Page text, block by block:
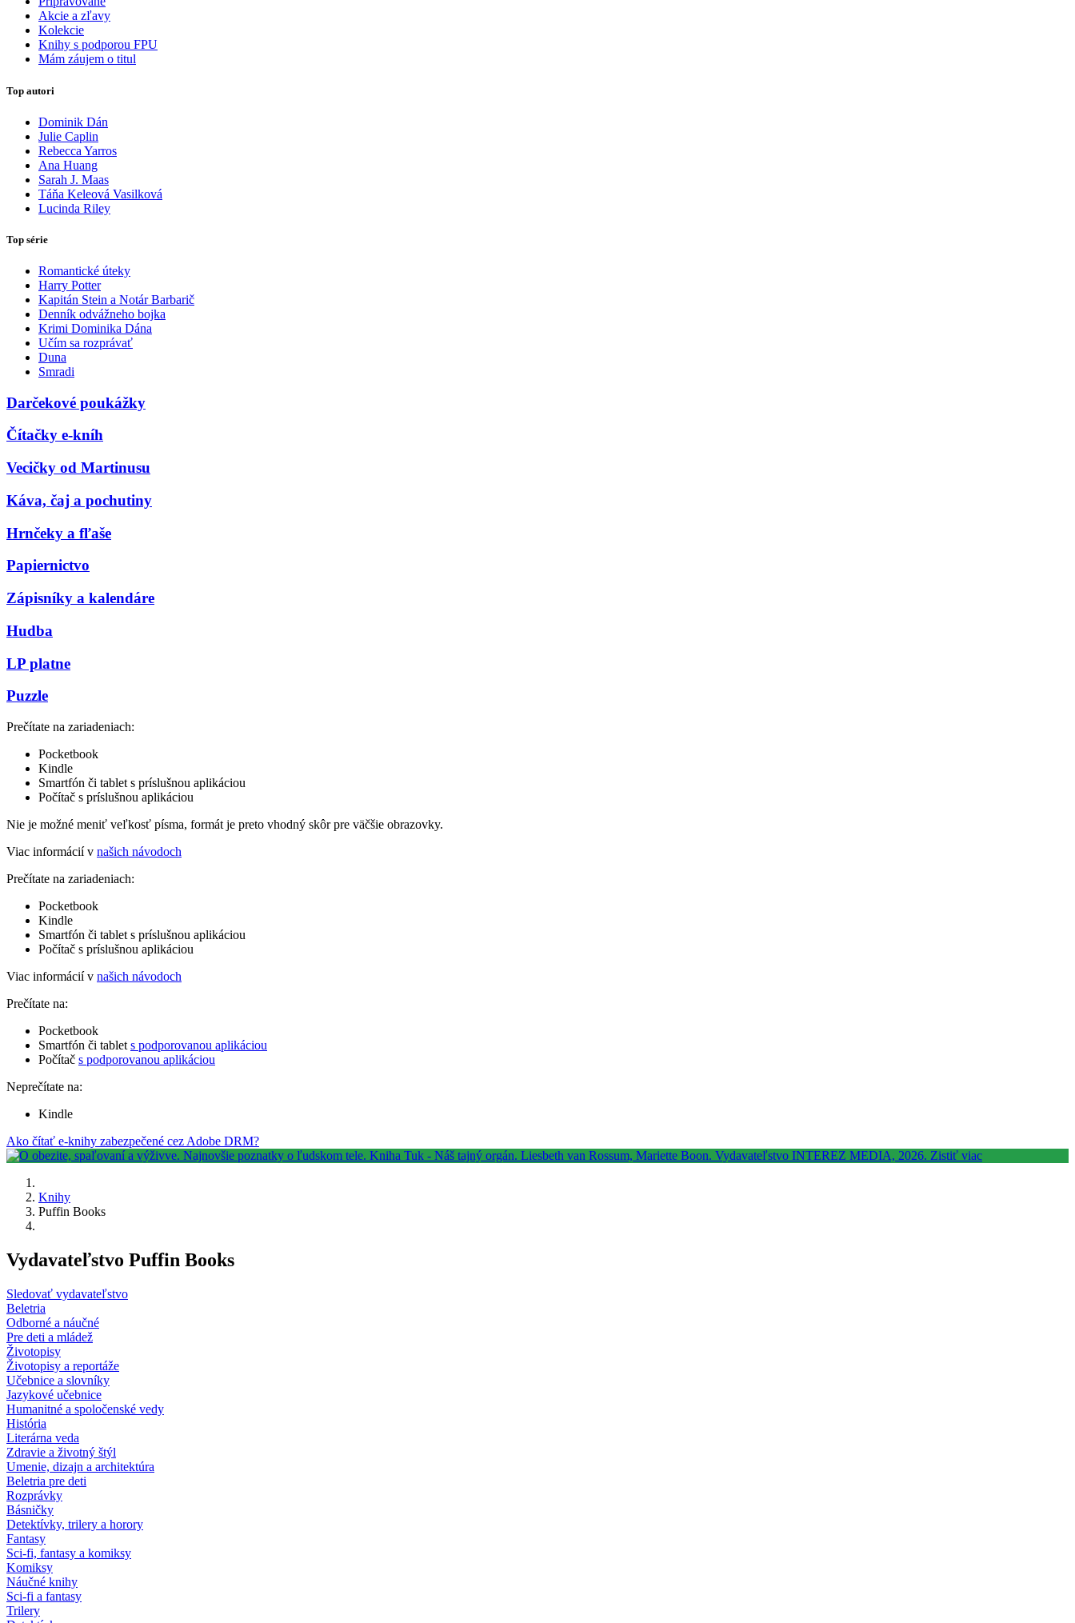
Akcie a zľavy
Kolekcie
Knihy s podporou FPU
Mám záujem o titul
Top autori
Dominik Dán
Julie Caplin
Rebecca Yarros
Ana Huang
Sarah J. Maas
Táňa Keleová Vasilková
Lucinda Riley
Top série
Romantické úteky
Harry Potter
Kapitán Stein a Notár Barbarič
Denník odvážneho bojka
Krimi Dominika Dána
Učím sa rozprávať
Duna
Smradi
Darčekové poukážky
Čítačky e-kníh
Vecičky od Martinusu
Káva, čaj a pochutiny
Hrnčeky a fľaše
Papiernictvo
Zápisníky a kalendáre
Hudba
LP platne
Puzzle
Prečítate na zariadeniach:
Pocketbook
Kindle
Smartfón či tablet s príslušnou aplikáciou
Počítač s príslušnou aplikáciou
Nie je možné meniť veľkosť písma, formát je preto vhodný skôr pre väčšie obrazovky.
Viac informácií v našich návodoch
Prečítate na zariadeniach:
Pocketbook
Kindle
Smartfón či tablet s príslušnou aplikáciou
Počítač s príslušnou aplikáciou
Viac informácií v našich návodoch
Prečítate na:
Pocketbook
Smartfón či tablet s podporovanou aplikáciou
Počítač s podporovanou aplikáciou
Neprečítate na:
Kindle
Ako čítať e-knihy zabezpečené cez Adobe DRM?
Knihy
Puffin Books
Vydavateľstvo Puffin Books
Sledovať vydavateľstvo
Beletria
Odborné a náučné
Pre deti a mládež
Životopisy
Životopisy a reportáže
Učebnice a slovníky
Jazykové učebnice
Humanitné a spoločenské vedy
História
Literárna veda
Zdravie a životný štýl
Umenie, dizajn a architektúra
Beletria pre deti
Rozprávky
Básničky
Detektívky, trilery a horory
Fantasy
Sci-fi, fantasy a komiksy
Komiksy
Náučné knihy
Sci-fi a fantasy
Trilery